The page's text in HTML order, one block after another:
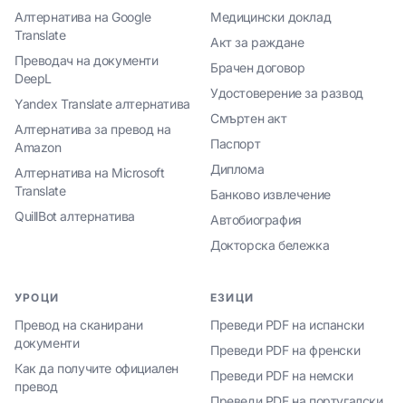
Алтернатива на Google
Translate
Преводач на документи
DeepL
Yandex Translate алтернатива
Алтернатива за превод на
Amazon
Алтернатива на Microsoft
Translate
QuillBot алтернатива
Медицински доклад
Акт за раждане
Брачен договор
Удостоверение за развод
Смъртен акт
Паспорт
Диплома
Банково извлечение
Автобиография
Докторска бележка
УРОЦИ
Превод на сканирани
документи
Как да получите официален
превод
ЕЗИЦИ
Преведи PDF на испански
Преведи PDF на френски
Преведи PDF на немски